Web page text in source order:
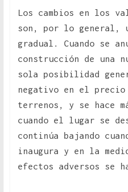
Los cambios en los
son, por lo general,
gradual. Cuando se
construcción de una
sola posibilidad
negativo en el
terrenos, y se hace
cuando el lugar se
continúa bajando
inaugura y en la
efectos adversos se